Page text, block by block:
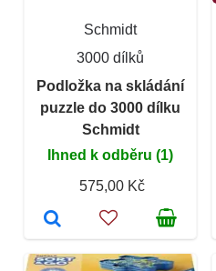
Schmidt
3000 dílků
Podložka na skládání
puzzle do 3000 dílku
Schmidt
Ihned k odběru (1)
575,00 Kč